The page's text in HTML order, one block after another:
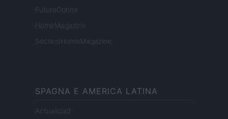
FuturoDonna
HomeMagazine
SecondHomeMagazine
SPAGNA E AMERICA LATINA
Actualidad